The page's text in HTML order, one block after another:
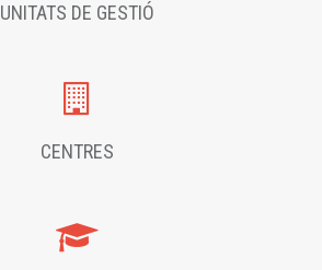
UNITATS DE GESTIÓ
CENTRES